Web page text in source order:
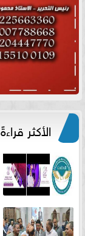
الأكثر قراءةً